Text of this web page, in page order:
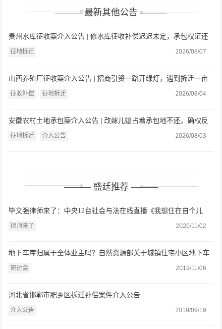
——— 最新其他公告 ———
贵州水库征收案介入公告 | 修水库征收补偿迟迟未定，承包权证还
遭撤销？贵州父女委托盛廷律师维权
征地拆迁 2026/08/07
山西养殖厂征收案介入公告 | 招商引资一路开绿灯，遇到拆迁一亩
就只给三万九？山西养殖户委托盛廷律师介入
征收补偿 征地拆迁 2026/08/04
安徽农村土地承包案介入公告 | 改嫁儿媳占着承包地不还，确权反
被多认3.1亩？盛廷律师介入维权
征地拆迁 介入公告 2026/08/03
——— 盛廷推荐 ———
毕文强律师来了：中央12台社会与法在线直播《我想住在自个儿
家》
律师来了 2020/11/02
地下车库归属于全体业主吗？自然资源部关于城镇住宅小区地下车
位（库）确权登记若干问题的意见（征求意见稿）》研讨会在盛廷
研讨会 2019/11/06
河北省邯郸市肥乡区拆迁补偿案件介入公告
介入公告 2019/09/19